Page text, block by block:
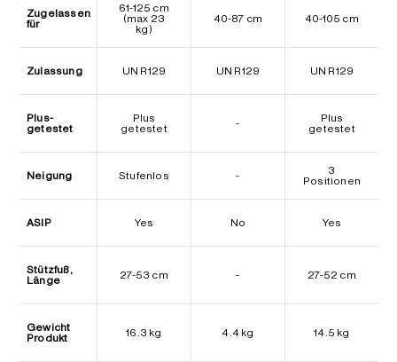
Zugelassen
für
61-125 cm
(max 23
kg)
40-87 cm 40-105 cm
Zulassung UN R129 UN R129 UN R129
Plus-
getestet
Plus
getestet
-
Plus
getestet
Neigung Stufenlos -
3
Positionen
ASIP Yes No Yes
Stützfuß,
Länge
27-53 cm - 27-52 cm
Gewicht
Produkt
16.3 kg 4.4 kg 14.5 kg